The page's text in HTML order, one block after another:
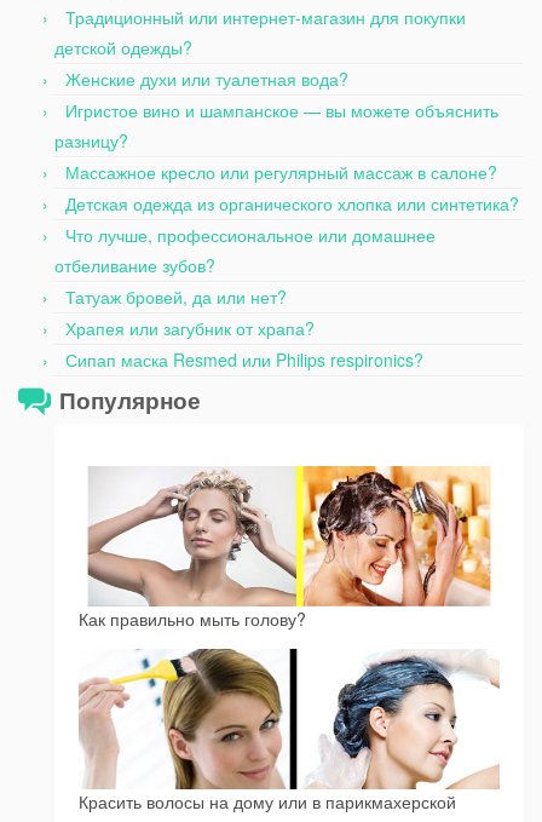
Традиционный или интернет-магазин для покупки
детской одежды?
Женские духи или туалетная вода?
Игристое вино и шампанское — вы можете объяснить
разницу?
Массажное кресло или регулярный массаж в салоне?
Детская одежда из органического хлопка или синтетика?
Что лучше, профессиональное или домашнее
отбеливание зубов?
Татуаж бровей, да или нет?
Храпея или загубник от храпа?
Сипап маска Resmed или Philips respironics?
Популярное
Как правильно мыть голову?
Красить волосы на дому или в парикмахерской